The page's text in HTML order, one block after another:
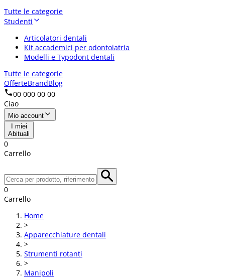
Tutte le categorie
Studenti
Articolatori dentali
Kit accademici per odontoiatria
Modelli e Typodont dentali
Tutte le categorie
OfferteBrandBlog
00 000 00 00
Ciao
Mio account
I miei
Abituali
0
Carrello
0
Carrello
Home
>
Apparecchiature dentali
>
Strumenti rotanti
>
Manipoli